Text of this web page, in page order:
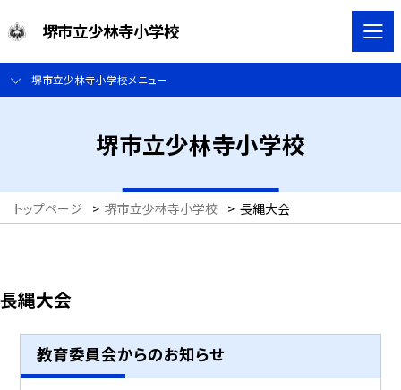
堺市立少林寺小学校
堺市立少林寺小学校メニュー
堺市立少林寺小学校
トップページ > 堺市立少林寺小学校 > 長縄大会
長縄大会
教育委員会からのお知らせ